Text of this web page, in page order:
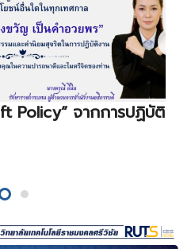
Policy” จากการปฏิบัติ